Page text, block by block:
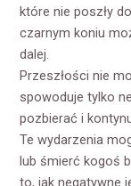
które nie poszły
czarnym koniu
dalej.
Przeszłości nie
spowoduje tylko
pozbierać i
Te wydarzenia
lub śmierć kogoś
to, jak negatywne